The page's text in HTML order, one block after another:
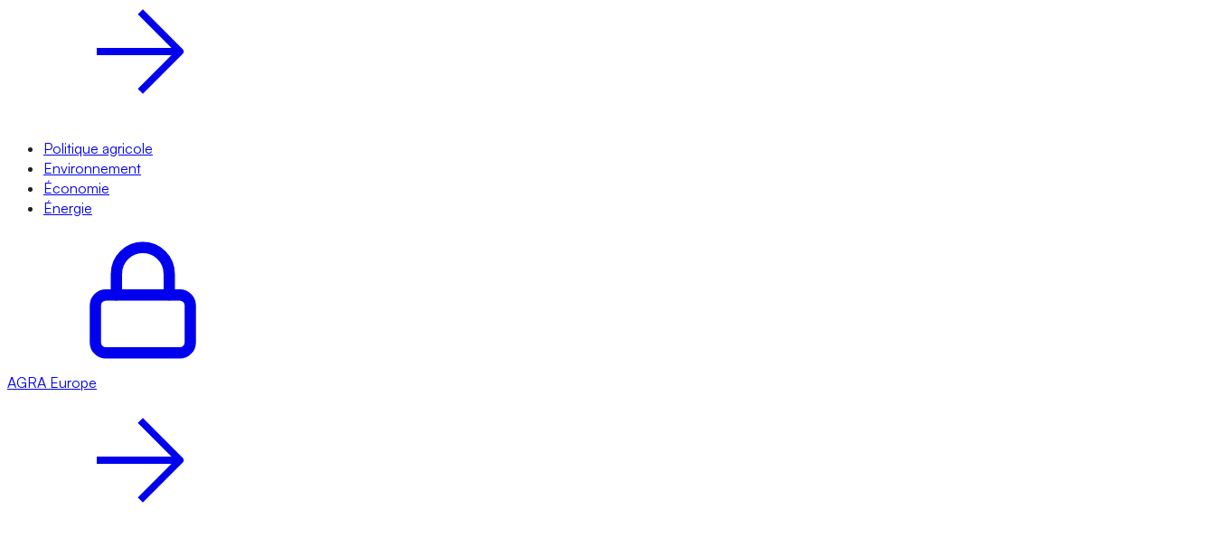
Politique agricole
Environnement
Économie
Énergie
AGRA Europe